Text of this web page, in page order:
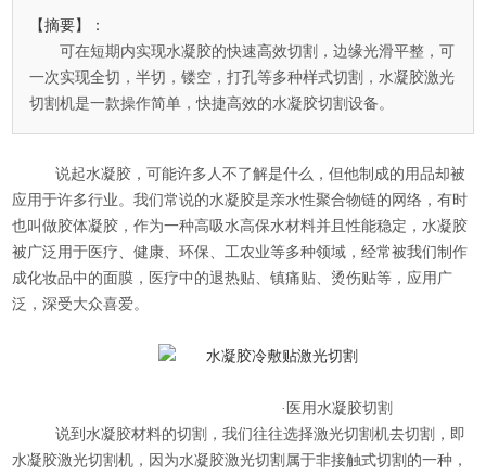
【摘要】：
可在短期内实现水凝胶的快速高效切割，边缘光滑平整，可
一次实现全切，半切，镂空，打孔等多种样式切割，水凝胶激光
切割机是一款操作简单，快捷高效的水凝胶切割设备。
说起水凝胶，可能许多人不了解是什么，但他制成的用品却被
应用于许多行业。我们常说的水凝胶是亲水性聚合物链的网络，有时
也叫做胶体凝胶，作为一种高吸水高保水材料并且性能稳定，水凝胶
被广泛用于医疗、健康、环保、工农业等多种领域，经常被我们制作
成化妆品中的面膜，医疗中的退热贴、镇痛贴、烫伤贴等，应用广
泛，深受大众喜爱。
·医用水凝胶切割
说到水凝胶材料的切割，我们往往选择激光切割机去切割，即
水凝胶激光切割机 ，因为水凝胶激光切割 属于非接触式切割的一种，